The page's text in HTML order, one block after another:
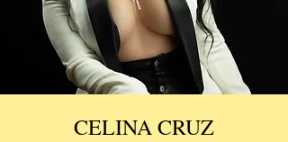
CELINA CRUZ